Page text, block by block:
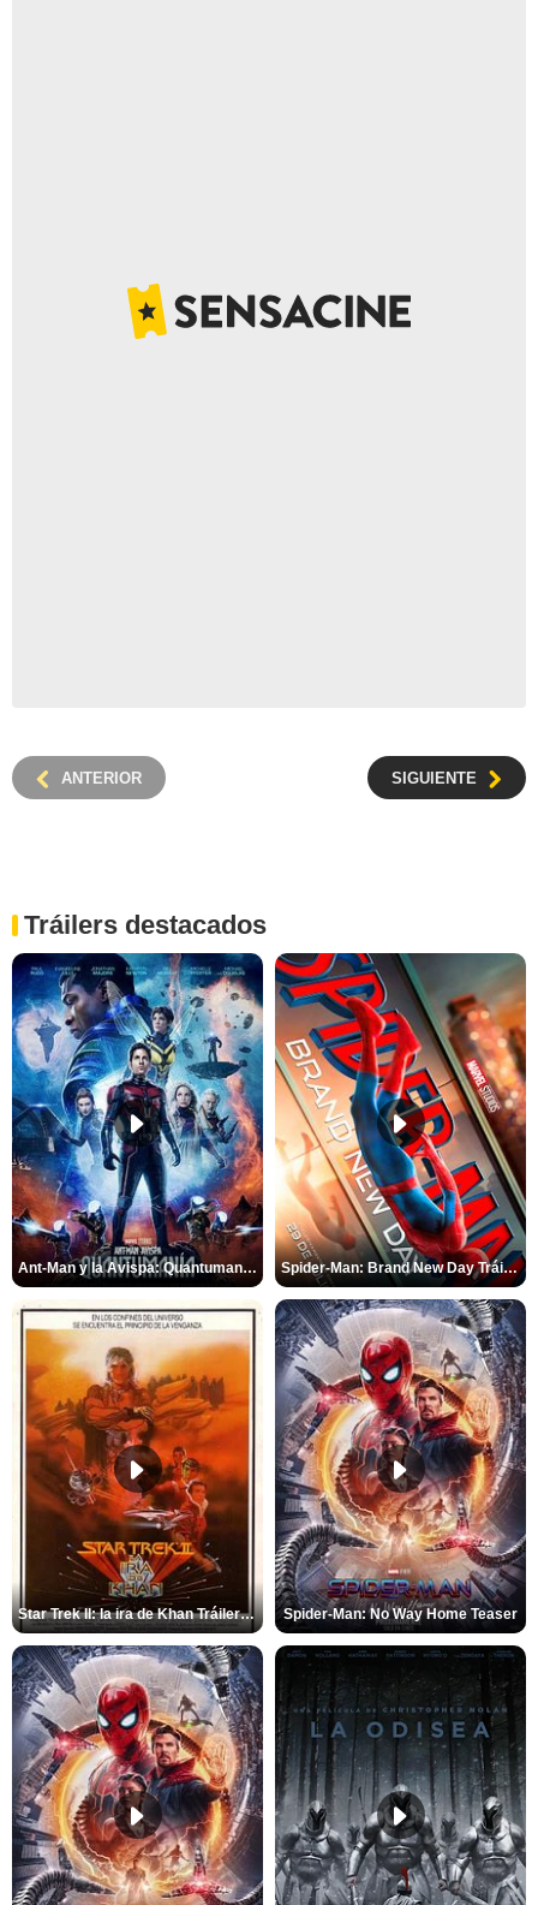
ANTERIOR SIGUIENTE
Tráilers destacados
Ant-Man y la Avispa: Quantumanía Tráiler (2) Spider-Man: Brand New Day Tráiler (3)
Star Trek II: la ira de Khan Tráiler VO Spider-Man: No Way Home Teaser